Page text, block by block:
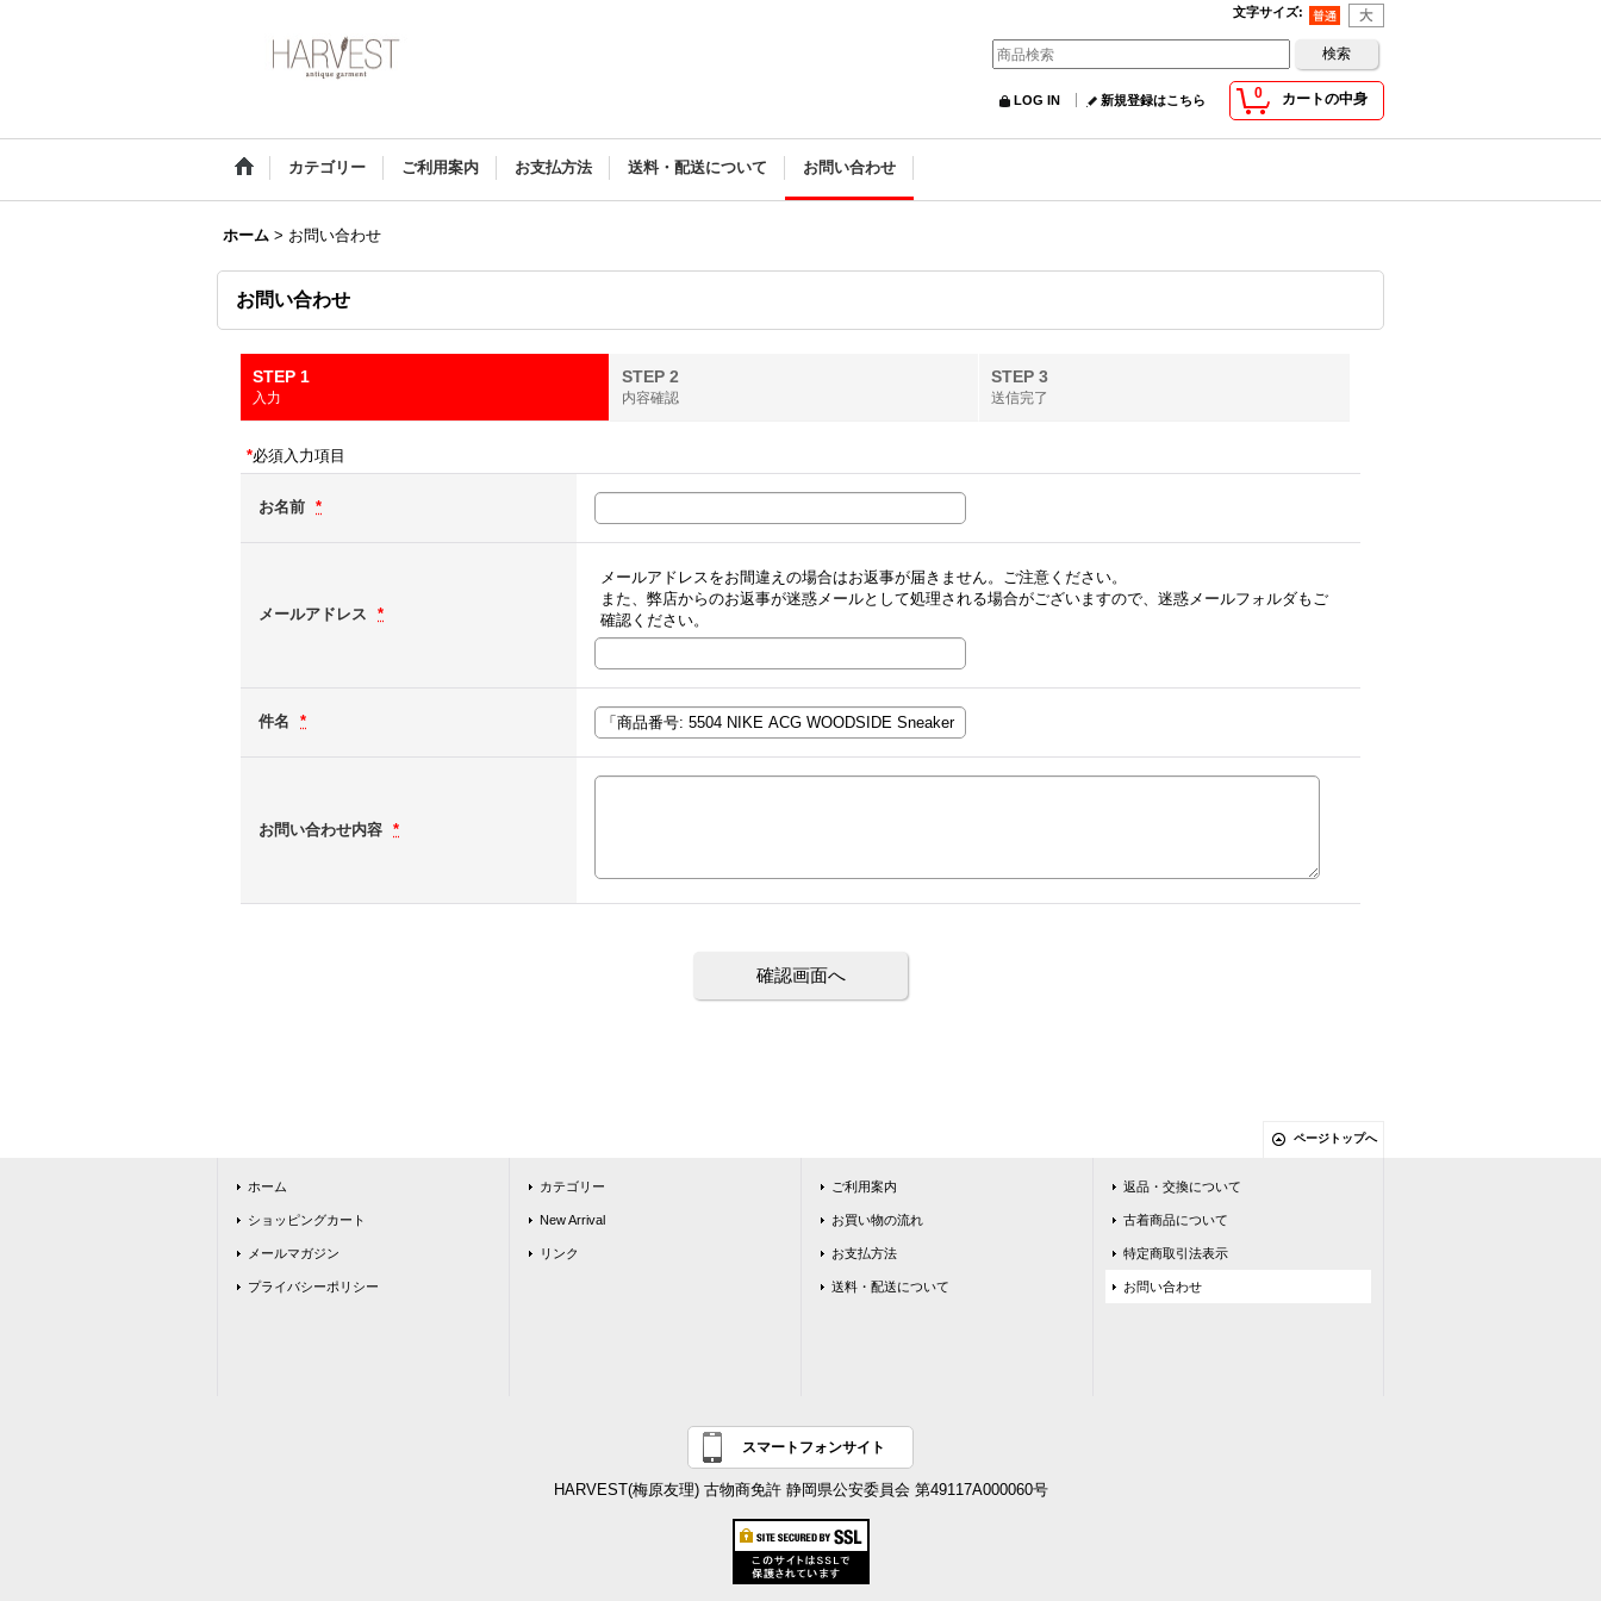
文字サイズ:
0 カートの中身
LOG IN 新規登録はこちら
カテゴリー ご利用案内 お支払方法 送料・配送について お問い合わせ
ホーム > お問い合わせ
お問い合わせ
STEP 1
入力
STEP 2
内容確認
STEP 3
送信完了
*必須入力項目
お名前 *
メールアドレス *
メールアドレスをお間違えの場合はお返事が届きません。ご注意ください。
また、弊店からのお返事が迷惑メールとして処理される場合がございますので、迷惑メールフォルダもご
確認ください。
件名 *
お問い合わせ内容 *
ページトップへ
ホーム
ショッピングカート
メールマガジン
プライバシーポリシー
カテゴリー
New Arrival
リンク
ご利用案内
お買い物の流れ
お支払方法
送料・配送について
返品・交換について
古着商品について
特定商取引法表示
お問い合わせ
スマートフォンサイト
HARVEST(梅原友理) 古物商免許 静岡県公安委員会 第49117A000060号